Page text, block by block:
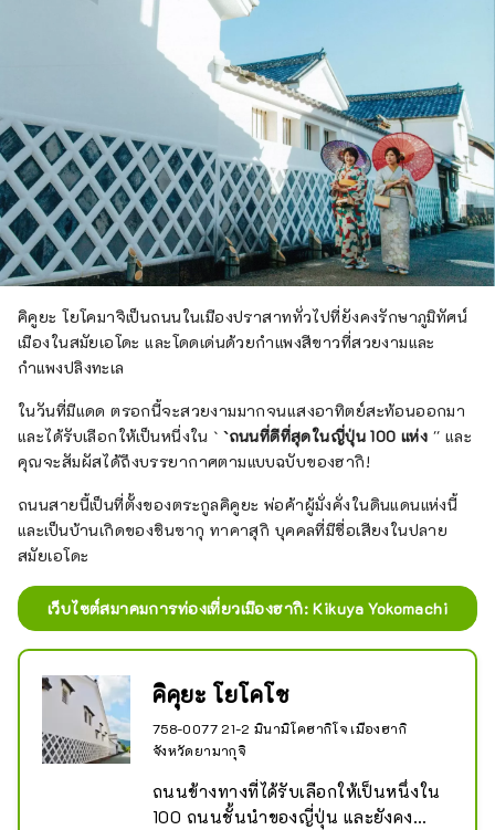
คิคูยะ โยโคมาจิเป็นถนนในเมืองปราสาททั่วไปที่ยังคงรักษาภูมิทัศน์
เมืองในสมัยเอโดะ และโดดเด่นด้วยกำแพงสีขาวที่สวยงามและ
กำแพงปลิงทะเล
ในวันที่มีแดด ตรอกนี้จะสวยงามมากจนแสงอาทิตย์สะท้อนออกมา
และได้รับเลือกให้เป็นหนึ่งใน ``ถนนที่ดีที่สุดในญี่ปุ่น 100 แห่ง '' และ
คุณจะสัมผัสได้ถึงบรรยากาศตามแบบฉบับของฮากิ!
ถนนสายนี้เป็นที่ตั้งของตระกูลคิคูยะ พ่อค้าผู้มั่งคั่งในดินแดนแห่งนี้
และเป็นบ้านเกิดของชินซากุ ทาคาสุกิ บุคคลที่มีชื่อเสียงในปลาย
สมัยเอโดะ
เว็บไซต์สมาคมการท่องเที่ยวเมืองฮากิ: Kikuya Yokomachi
คิคุยะ โยโคโช
758-0077 21-2 มินามิโคฮากิโจ เมืองฮากิ
จังหวัดยามากุจิ
ถนนข้างทางที่ได้รับเลือกให้เป็นหนึ่งใน
100 ถนนชั้นนำของญี่ปุ่น และยังคง